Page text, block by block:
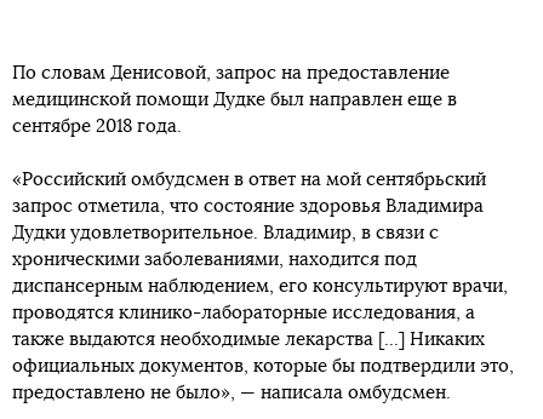
По словам Денисовой, запрос на предоставление
медицинской помощи Дудке был направлен еще в
сентябре 2018 года.
«Российский омбудсмен в ответ на мой сентябрьский
запрос отметила, что состояние здоровья Владимира
Дудки удовлетворительное. Владимир, в связи с
хроническими заболеваниями, находится под
диспансерным наблюдением, его консультируют врачи,
проводятся клинико-лабораторные исследования, а
также выдаются необходимые лекарства [...] Никаких
официальных документов, которые бы подтвердили это,
предоставлено не было», — написала омбудсмен.